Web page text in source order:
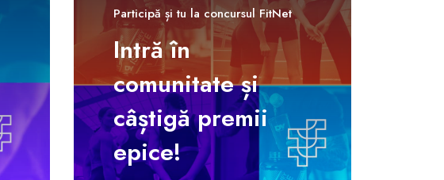
Participă și tu la concursul FitNet
Intră în
comunitate și
câștigă premii
epice!